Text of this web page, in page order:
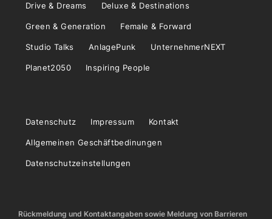
Drive & Dreams Deluxe & Destinations
Green & Generation Female & Forward
Studio Talks AnlagePunk UnternehmerNEXT
Planet2050 Inspiring People
Datenschutz Impressum Kontakt
Allgemeinen Geschäftbedinungen
Datenschutzeinstellungen
Rückmeldung und Kontaktangaben sowie Meldung von Barrieren